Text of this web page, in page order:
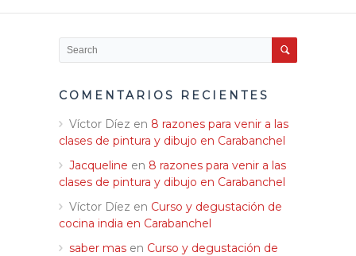
COMENTARIOS RECIENTES
Víctor Díez en 8 razones para venir a las
clases de pintura y dibujo en Carabanchel
Jacqueline en 8 razones para venir a las
clases de pintura y dibujo en Carabanchel
Víctor Díez en Curso y degustación de
cocina india en Carabanchel
saber mas en Curso y degustación de